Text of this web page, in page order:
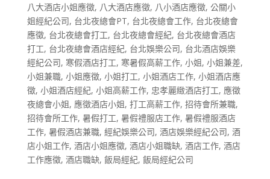
八大酒店小姐應徵, 八大酒店應徵, 八小酒店應徵, 公關小
姐經紀公司, 台北夜總會PT, 台北夜總會工作, 台北夜總會
應徵, 台北夜總會打工, 台北夜總會經紀, 台北夜總會酒店
打工, 台北夜總會酒店經紀, 台北娛樂公司, 台北酒店娛樂
經紀公司, 寒假酒店打工, 寒暑假高薪工作, 小姐, 小姐兼差,
小姐兼職, 小姐應徵, 小姐打工, 小姐酒店工作, 小姐酒店應
徵, 小姐酒店經紀, 小姐高薪工作, 忠孝麗緻酒店打工, 應徵
夜總會小姐, 應徵酒店小姐, 打工高薪工作, 招待會所兼職,
招待會所工作, 暑假打工, 暑假禮服店工作, 暑假禮服酒店
工作, 暑假酒店兼職, 經紀娛樂公司, 酒店娛樂經紀公司, 酒
店小姐工作, 酒店小姐應徵, 酒店小姐職缺, 酒店工作, 酒店
工作應徵, 酒店職缺, 飯局經紀, 飯局經紀公司